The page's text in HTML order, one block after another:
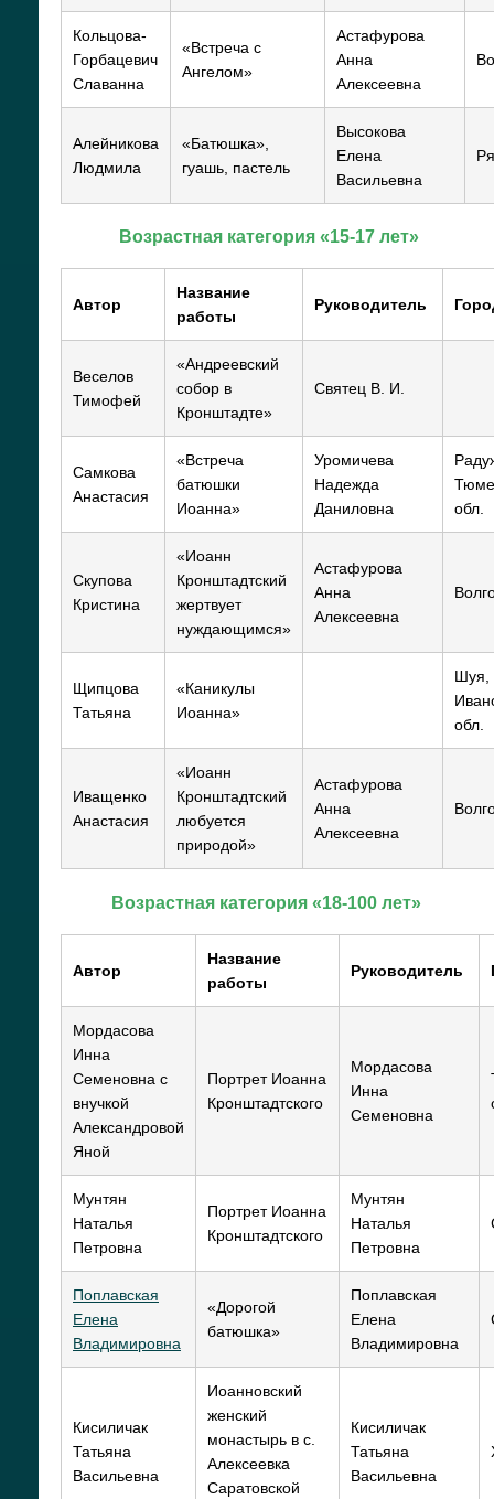
Кольцова-
Горбацевич
Славанна
«Встреча с
Ангелом»
Астафурова
Анна
Алексеевна
Алейникова
Людмила
«Батюшка»,
гуашь, пастель
Высокова
Елена
Васильевна
Возрастная категория «15-17 лет»
Автор
Название
работы
Руководитель
Веселов
Тимофей
«Андреевский
собор в
Кронштадте»
Святец В. И.
Самкова
Анастасия
«Встреча
батюшки
Иоанна»
Уромичева
Надежда
Даниловна
обл.
Скупова
Кристина
«Иоанн
Кронштадтский
жертвует
нуждающимся»
Астафурова
Анна
Алексеевна
Щипцова
Татьяна
«Каникулы
Иоанна»
Шуя,
обл.
Иващенко
Анастасия
«Иоанн
Кронштадтский
любуется
природой»
Астафурова
Анна
Алексеевна
Возрастная категория «18-100 лет»
Автор
Название
работы
Руководитель
Мордасова
Инна
Семеновна с
внучкой
Александровой
Яной
Портрет Иоанна
Кронштадтского
Мордасова
Инна
Семеновна
Мунтян
Наталья
Петровна
Портрет Иоанна
Кронштадтского
Мунтян
Наталья
Петровна
Поплавская
Елена
Владимировна
«Дорогой
батюшка»
Поплавская
Елена
Владимировна
Кисиличак
Татьяна
Васильевна
Иоанновский
женский
монастырь в с.
Алексеевка
Саратовской
Кисиличак
Татьяна
Васильевна